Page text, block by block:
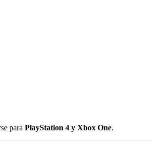
para PlayStation 4 y Xbox One.